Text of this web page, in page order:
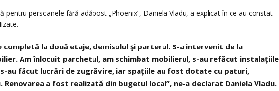
pentru persoanele fără adăpost „Phoenix”, Daniela Vladu, a explicat în ce au constat
completă la două etaje, demisolul şi parterul. S-a intervenit de la
Am înlocuit parchetul, am schimbat mobilierul, s-au refăcut instalaţiile
s-au făcut lucrări de zugrăvire, iar spaţiile au fost dotate cu paturi,
Renovarea a fost realizată din bugetul local”, ne-a declarat Daniela Vladu.